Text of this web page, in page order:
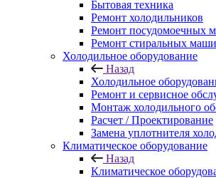
Бытовая техника
Ремонт холодильников
Ремонт посудомоечных
Ремонт стиральных
Холодильное оборудование
Назад
Холодильное
Ремонт и сервисное
Монтаж холодильного
Расчет / Проектирование
Замена уплотнителя
Климатическое оборудование
Назад
Климатическое